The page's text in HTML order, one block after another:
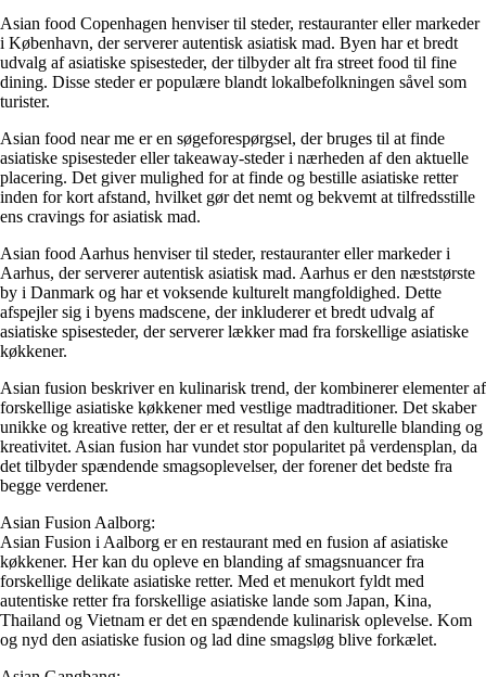
Asian food Copenhagen henviser til steder, restauranter eller markeder
i København, der serverer autentisk asiatisk mad. Byen har et bredt
udvalg af asiatiske spisesteder, der tilbyder alt fra street food til fine
dining. Disse steder er populære blandt lokalbefolkningen såvel som
turister.
Asian food near me er en søgeforespørgsel, der bruges til at finde
asiatiske spisesteder eller takeaway-steder i nærheden af den aktuelle
placering. Det giver mulighed for at finde og bestille asiatiske retter
inden for kort afstand, hvilket gør det nemt og bekvemt at tilfredsstille
ens cravings for asiatisk mad.
Asian food Aarhus henviser til steder, restauranter eller markeder i
Aarhus, der serverer autentisk asiatisk mad. Aarhus er den næststørste
by i Danmark og har et voksende kulturelt mangfoldighed. Dette
afspejler sig i byens madscene, der inkluderer et bredt udvalg af
asiatiske spisesteder, der serverer lækker mad fra forskellige asiatiske
køkkener.
Asian fusion beskriver en kulinarisk trend, der kombinerer elementer af
forskellige asiatiske køkkener med vestlige madtraditioner. Det skaber
unikke og kreative retter, der er et resultat af den kulturelle blanding og
kreativitet. Asian fusion har vundet stor popularitet på verdensplan, da
det tilbyder spændende smagsoplevelser, der forener det bedste fra
begge verdener.
Asian Fusion Aalborg:
Asian Fusion i Aalborg er en restaurant med en fusion af asiatiske
køkkener. Her kan du opleve en blanding af smagsnuancer fra
forskellige delikate asiatiske retter. Med et menukort fyldt med
autentiske retter fra forskellige asiatiske lande som Japan, Kina,
Thailand og Vietnam er det en spændende kulinarisk oplevelse. Kom
og nyd den asiatiske fusion og lad dine smagsløg blive forkælet.